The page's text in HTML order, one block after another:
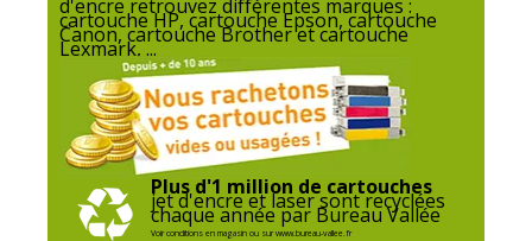
d'encre retrouvez différentes marques :
cartouche HP, cartouche Epson, cartouche
Canon, cartouche Brother et cartouche
Lexmark, ...
Plus d'1 million de cartouches
jet d'encre et laser sont recyclées
chaque année par Bureau Vallée
Voir conditions en magasin ou sur www.bureau-vallee.fr